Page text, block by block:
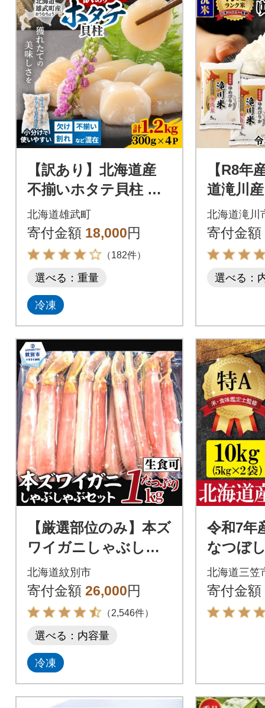
【訳あり】北海道産
不揃いホタテ貝柱 計
1.2kg(300g×4P) 小分
けで便利 海鮮ほたて
北海道雄武町
寄付金額 18,000円
（182件）
選べる：重量
冷凍
【R8年
道滝川
無洗米
スター
北海道滝川
寄付金額
選べる：
【厳選部位のみ】本ズ
ワイガニしゃぶしゃ
ぶ【大】(たっぷり1k
g)| 生食可 お刺身
北海道紋別市
寄付金額 26,000円
（2,546件）
選べる：内容量
冷凍
令和7年
なつぼ
【特Aラ
日発送
北海道三笠
寄付金額